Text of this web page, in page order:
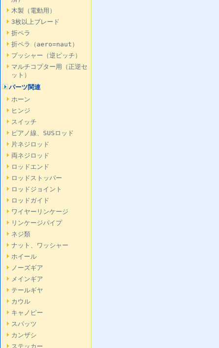
木製（電動用）
3枚以上ブレード
折ペラ
折ペラ（aero=naut）
プッシャー（逆ピッチ）
マルチコプター用（正逆セ
ット）
パーツ関連
ホーン
ヒンジ
スイッチ
ピアノ線、SUSロッド
片ネジロッド
両ネジロッド
ロッドエンド
ロッドストッパー
ロッドジョイント
ロッドガイド
ワイヤーリンケージ
リンケージパイプ
ネジ類
ナット、ワッシャー
ホイール
ノーズギア
メインギア
テールギヤ
カウル
キャノピー
スパッツ
カンザシ
ステッカー